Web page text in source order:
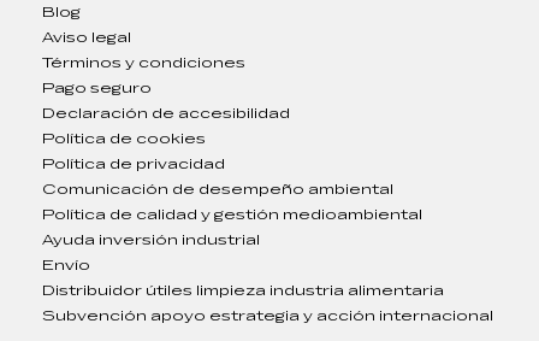
Blog
Aviso legal
Términos y condiciones
Pago seguro
Declaración de accesibilidad
Política de cookies
Política de privacidad
Comunicación de desempeño ambiental
Política de calidad y gestión medioambiental
Ayuda inversión industrial
Envío
Distribuidor útiles limpieza industria alimentaria
Subvención apoyo estrategia y acción internacional